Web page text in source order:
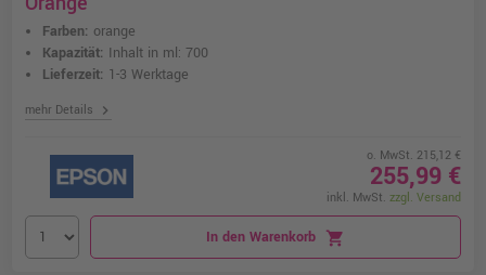
Farben: orange
Kapazität: Inhalt in ml: 700
Lieferzeit: 1-3 Werktage
mehr Details chevron_right
o. MwSt. 215,12 €
255,99 €
inkl. MwSt. zzgl. Versand
In den Warenkorb shopping_cart